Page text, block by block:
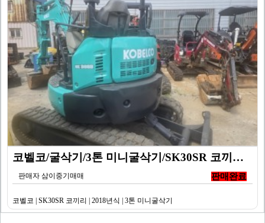
코벨코/굴삭기/3톤 미니굴삭기/SK30SR 코끼리/20…
판매자 삼이중기매매 판매완료
코벨코 | SK30SR 코끼리 | 2018년식 | 3톤 미니굴삭기